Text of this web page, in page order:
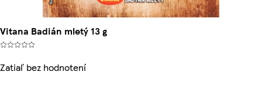
Vitana Badián mletý 13 g
Zatiaľ bez hodnotení